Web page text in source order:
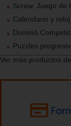
Screw. Juego de
Calendario y
Dominó
Puzzles
Ver más productos